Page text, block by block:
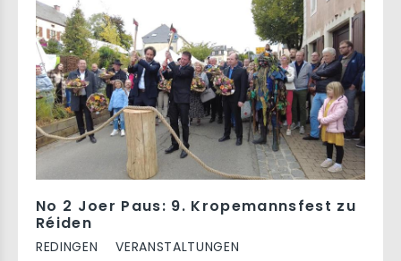
No 2 Joer Paus: 9. Kropemannsfest zu
Réiden
REDINGEN VERANSTALTUNGEN